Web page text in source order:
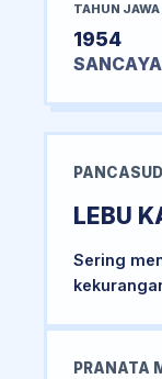
TAHUN
1954
SANCAYA
LEBU
Sering
PRANATA